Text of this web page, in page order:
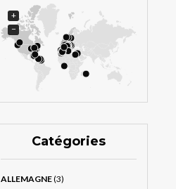
+
−
Catégories
ALLEMAGNE(3)